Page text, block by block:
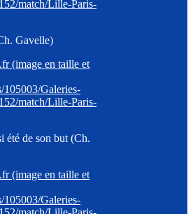
Gavelle)
été de son but (Ch.